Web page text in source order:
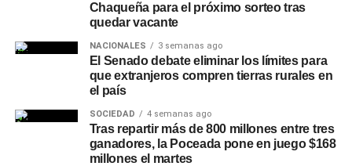
Chaqueña para el próximo sorteo tras
quedar vacante
NACIONALES 3 semanas ago
El Senado debate eliminar los límites para
que extranjeros compren tierras rurales en
el país
SOCIEDAD 4 semanas ago
Tras repartir más de 800 millones entre tres
ganadores, la Poceada pone en juego $168
millones el martes